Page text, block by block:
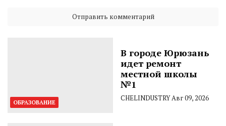
ОБРАЗОВАНИЕ
В городе Юрюзань
идет ремонт
местной школы
№1
CHELINDUSTRYАвг 09, 2026